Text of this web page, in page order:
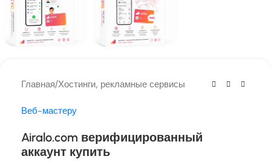
Главная/Хостинги, рекламные сервисы
Веб-мастеру
Airalo.com верифицированный
аккаунт купить